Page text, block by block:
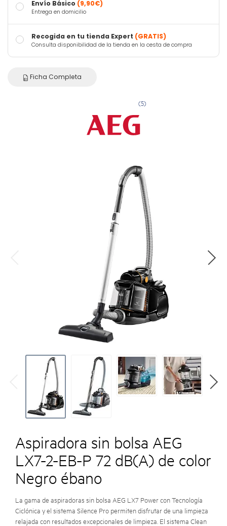
Envío Básico (9,90€)
Entrega en domicilio
Recogida en tu tienda Expert (GRATIS)
Consulta disponibilidad de la tienda en la cesta de compra
Ficha Completa
(5)
Aspiradora sin bolsa AEG
LX7-2-EB-P 72 dB(A) de color
Negro ébano
La gama de aspiradoras sin bolsa AEG LX7 Power con Tecnología
Ciclónica y el sistema Silence Pro permiten disfrutar de una limpieza
relajada con resultados excepcionales de limpieza. El sistema Clean